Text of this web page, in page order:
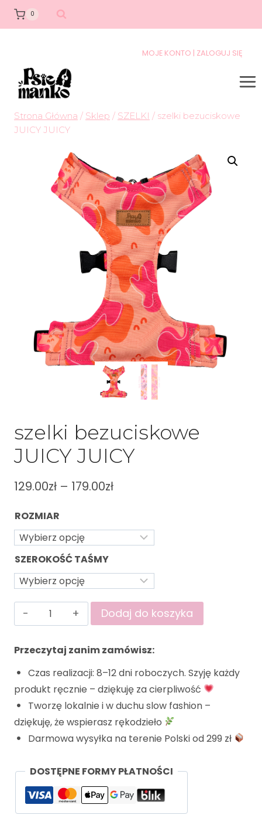
0
MOJE KONTO | ZALOGUJ SIĘ
Strona Główna / Sklep / SZELKI / szelki bezuciskowe
JUICY JUICY
szelki bezuciskowe
JUICY JUICY
129.00zł – 179.00zł
ROZMIAR
SZEROKOŚĆ TAŚMY
Dodaj do koszyka
Przeczytaj zanim zamówisz:
Czas realizacji: 8–12 dni roboczych. Szyję każdy
produkt ręcznie – dziękuję za cierpliwość
Tworzę lokalnie i w duchu slow fashion –
dziękuję, że wspierasz rękodzieło
Darmowa wysyłka na terenie Polski od 299 zł
DOSTĘPNE FORMY PŁATNOŚCI